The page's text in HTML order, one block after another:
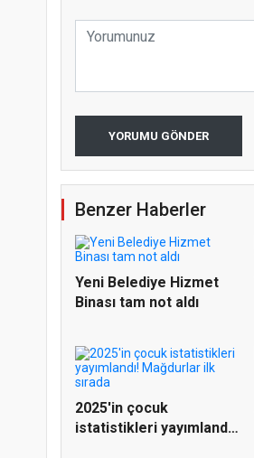
YORUMU GÖNDER
Benzer Haberler
Yeni Belediye Hizmet
Binası tam not aldı
2025'in çocuk
istatistikleri yayımlandı!